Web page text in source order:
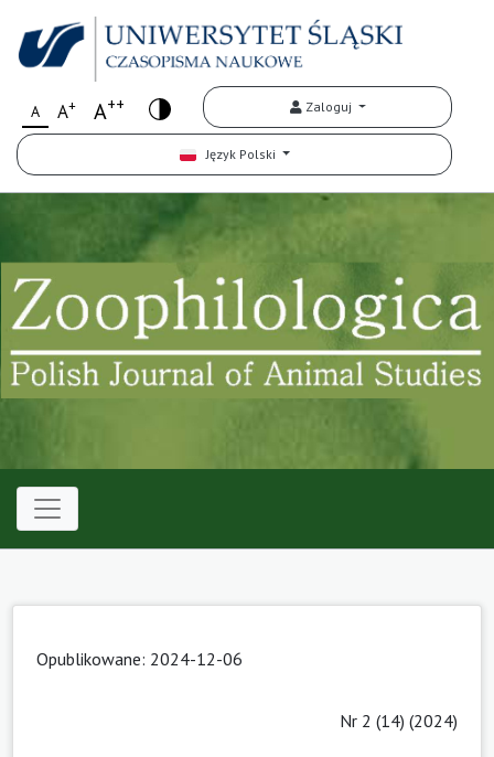
A A+ A++ Zaloguj
Język Polski
Opublikowane: 2024-12-06
Nr 2 (14) (2024)